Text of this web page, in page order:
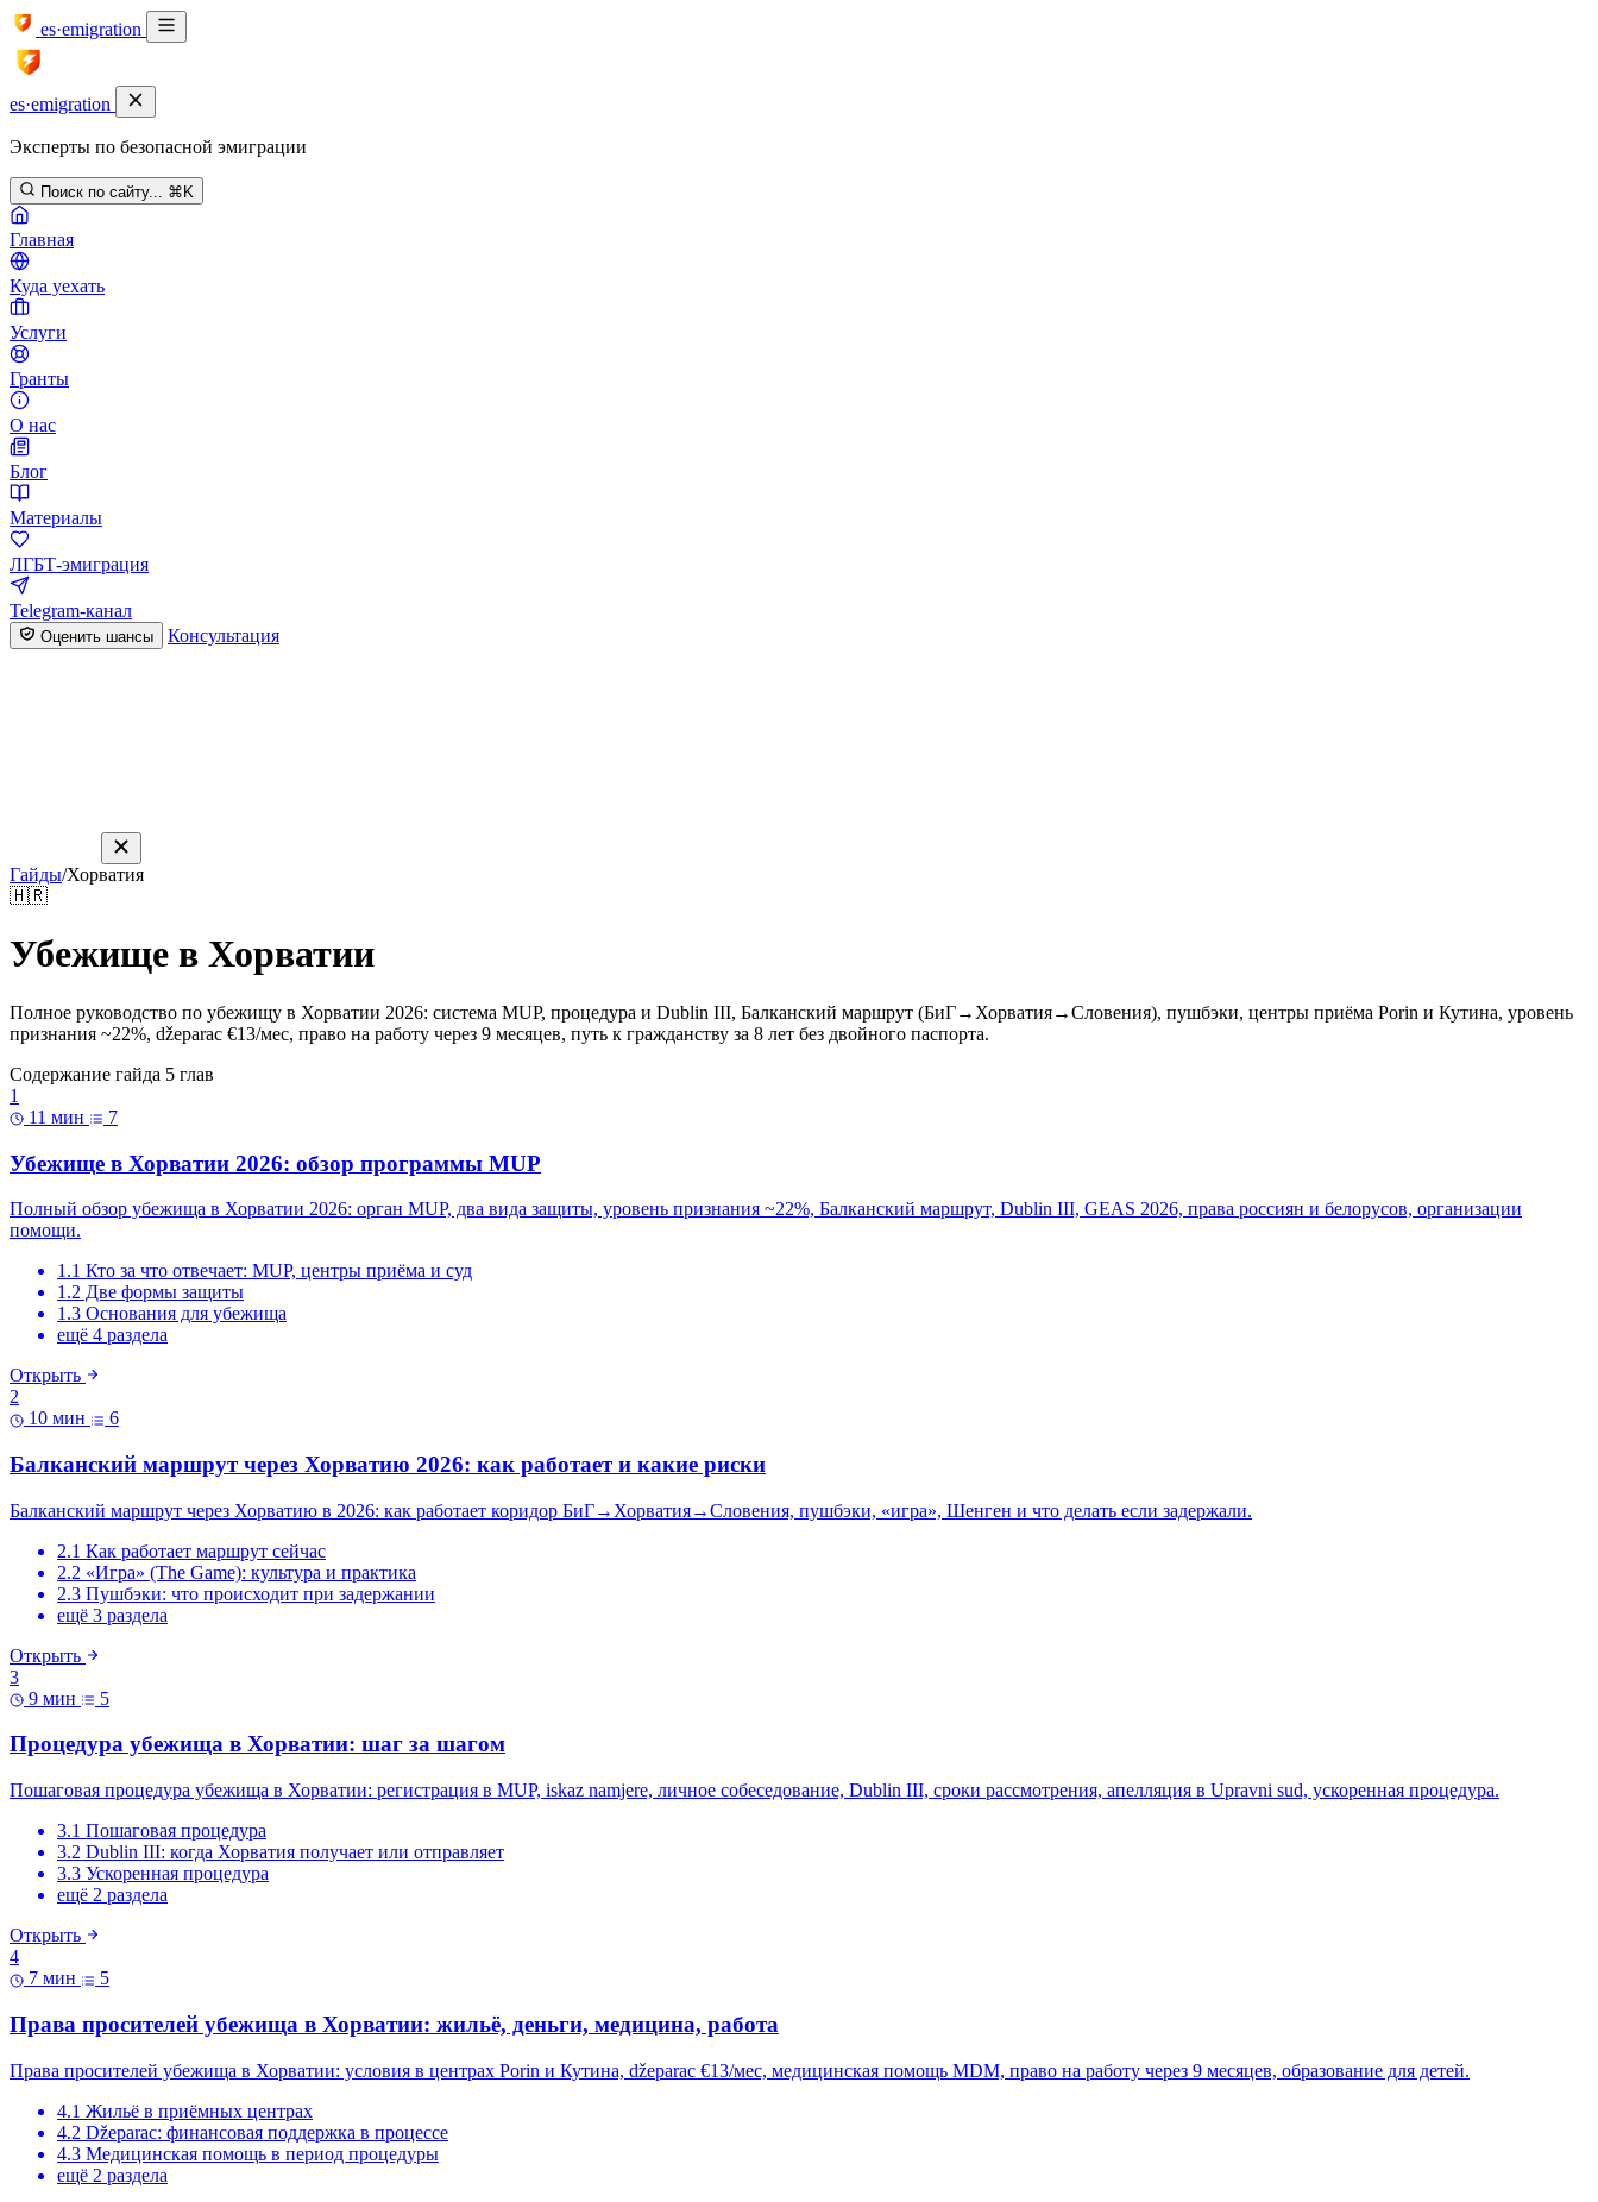
es·emigration
es·emigration
Эксперты по безопасной эмиграции
Поиск по сайту... ⌘K
Главная
Куда уехать
Услуги
Гранты
О нас
Блог
Материалы
ЛГБТ-эмиграция
Telegram-канал
Оценить шансы Консультация
Гайды/Хорватия
🇭🇷
Убежище в Хорватии
Полное руководство по убежищу в Хорватии 2026: система MUP, процедура и Dublin III, Балканский маршрут (БиГ→Хорватия→Словения), пушбэки, центры приёма Porin и Кутина, уровень
признания ~22%, džeparac €13/мес, право на работу через 9 месяцев, путь к гражданству за 8 лет без двойного паспорта.
Содержание гайда 5 глав
1
11 мин
7
Убежище в Хорватии 2026: обзор программы MUP
Полный обзор убежища в Хорватии 2026: орган MUP, два вида защиты, уровень признания ~22%, Балканский маршрут, Dublin III, GEAS 2026, права россиян и белорусов, организации
помощи.
1.1 Кто за что отвечает: MUP, центры приёма и суд
1.2 Две формы защиты
1.3 Основания для убежища
ещё 4 раздела
Открыть
2
10 мин
6
Балканский маршрут через Хорватию 2026: как работает и какие риски
Балканский маршрут через Хорватию в 2026: как работает коридор БиГ→Хорватия→Словения, пушбэки, «игра», Шенген и что делать если задержали.
2.1 Как работает маршрут сейчас
2.2 «Игра» (The Game): культура и практика
2.3 Пушбэки: что происходит при задержании
ещё 3 раздела
Открыть
3
9 мин
5
Процедура убежища в Хорватии: шаг за шагом
Пошаговая процедура убежища в Хорватии: регистрация в MUP, iskaz namjere, личное собеседование, Dublin III, сроки рассмотрения, апелляция в Upravni sud, ускоренная процедура.
3.1 Пошаговая процедура
3.2 Dublin III: когда Хорватия получает или отправляет
3.3 Ускоренная процедура
ещё 2 раздела
Открыть
4
7 мин
5
Права просителей убежища в Хорватии: жильё, деньги, медицина, работа
Права просителей убежища в Хорватии: условия в центрах Porin и Кутина, džeparac €13/мес, медицинская помощь MDM, право на работу через 9 месяцев, образование для детей.
4.1 Жильё в приёмных центрах
4.2 Džeparac: финансовая поддержка в процессе
4.3 Медицинская помощь в период процедуры
ещё 2 раздела